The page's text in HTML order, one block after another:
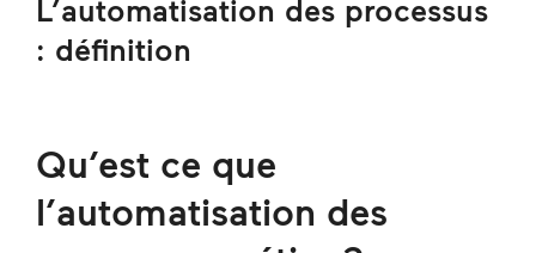
L’automatisation des processus
: définition
Qu’est ce que
l’automatisation des